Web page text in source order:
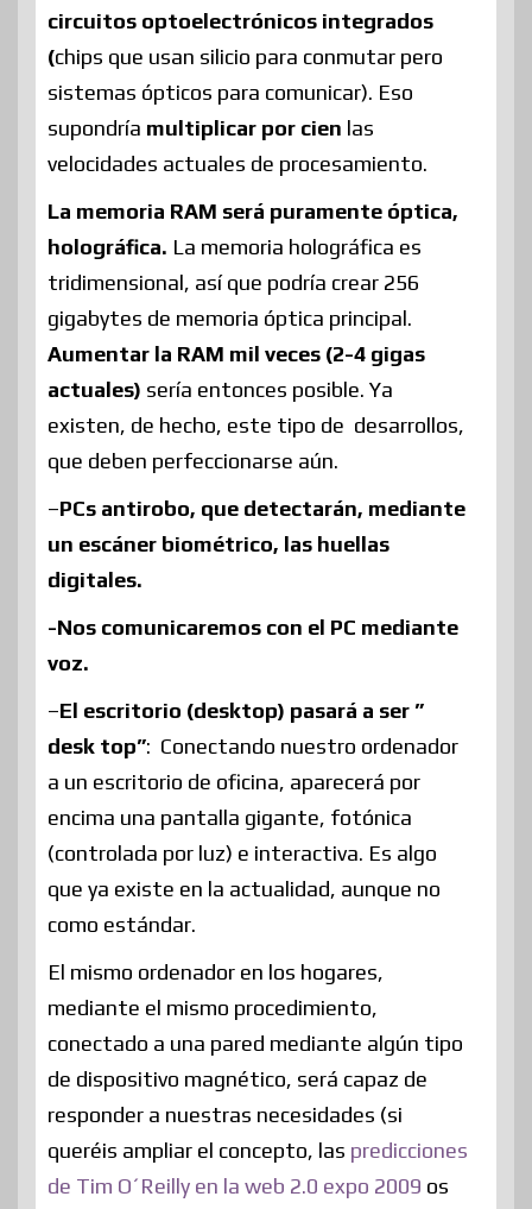
circuitos optoelectrónicos integrados
(chips que usan silicio para conmutar pero
sistemas ópticos para comunicar). Eso
supondría multiplicar por cien las
velocidades actuales de procesamiento.
La memoria RAM será puramente óptica,
holográfica. La memoria holográfica es
tridimensional, así que podría crear 256
gigabytes de memoria óptica principal.
Aumentar la RAM mil veces (2-4 gigas
actuales) sería entonces posible. Ya
existen, de hecho, este tipo de desarrollos,
que deben perfeccionarse aún.
–PCs antirobo, que detectarán, mediante
un escáner biométrico, las huellas
digitales.
-Nos comunicaremos con el PC mediante
voz.
–El escritorio (desktop) pasará a ser ”
desk top”: Conectando nuestro ordenador
a un escritorio de oficina, aparecerá por
encima una pantalla gigante, fotónica
(controlada por luz) e interactiva. Es algo
que ya existe en la actualidad, aunque no
como estándar.
El mismo ordenador en los hogares,
mediante el mismo procedimiento,
conectado a una pared mediante algún tipo
de dispositivo magnético, será capaz de
responder a nuestras necesidades (si
queréis ampliar el concepto, las predicciones
de Tim O´Reilly en la web 2.0 expo 2009 os